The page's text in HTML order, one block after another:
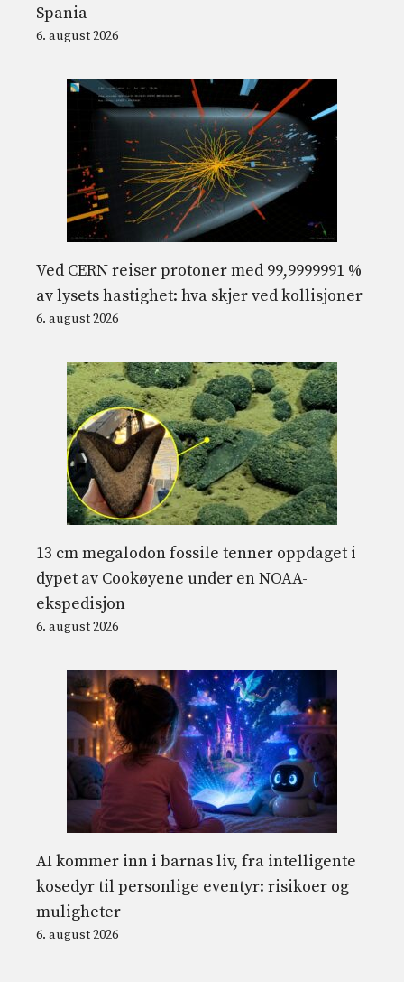
Spania
6. august 2026
Ved CERN reiser protoner med 99,9999991 %
av lysets hastighet: hva skjer ved kollisjoner
6. august 2026
13 cm megalodon fossile tenner oppdaget i
dypet av Cookøyene under en NOAA-
ekspedisjon
6. august 2026
AI kommer inn i barnas liv, fra intelligente
kosedyr til personlige eventyr: risikoer og
muligheter
6. august 2026